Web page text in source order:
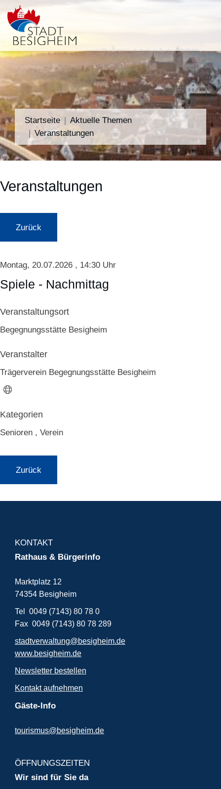
Startseite
Aktuelle Themen
Veranstaltungen
Veranstaltungen
Zurück
Montag, 20.07.2026 , 14:30 Uhr
Spiele - Nachmittag
Veranstaltungsort
Begegnungsstätte Besigheim
Veranstalter
Trägerverein Begegnungsstätte Besigheim
Senioren , Verein
Zurück
KONTAKT
Rathaus & Bürgerinfo
Marktplatz 12
74354 Besigheim
Tel 0049 (7143) 80 78 0
Fax 0049 (7143) 80 78 289
stadtverwaltung@besigheim.de
www.besigheim.de
Newsletter bestellen
Kontakt aufnehmen
Gäste-Info
tourismus@besigheim.de
ÖFFNUNGSZEITEN
Wir sind für Sie da